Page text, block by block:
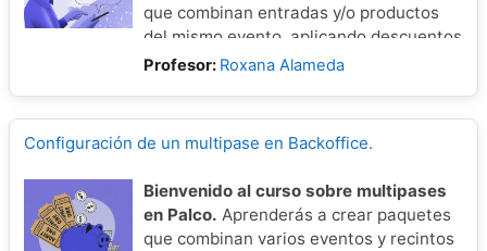
que combinan entradas y/o productos
del mismo evento, aplicando descuentos
al comprarse juntos.
la web.
Profesor: Roxana Alameda
Configuración de un multipase en Backoffice.
Bienvenido al curso sobre multipases
en Palco. Aprenderás a crear paquetes
que combinan varios eventos y recintos